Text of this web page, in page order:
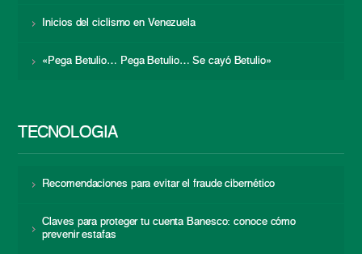
Inicios del ciclismo en Venezuela
«Pega Betulio… Pega Betulio… Se cayó Betulio»
TECNOLOGÍA
Recomendaciones para evitar el fraude cibernético
Claves para proteger tu cuenta Banesco: conoce cómo
prevenir estafas